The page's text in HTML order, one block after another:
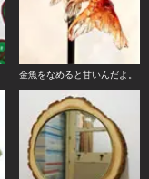
金魚をなめると甘いんだよ。